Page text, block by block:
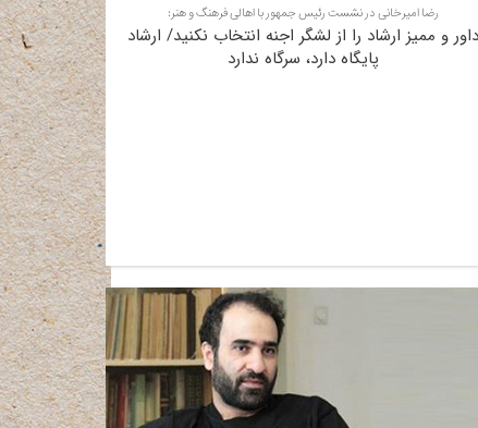
رضا امیرخانی در نشست رئیس جمهور با اهالی فرهنگ و هنر:
داور و ممیز ارشاد را از لشگر اجنه انتخاب نکنید/ ارشاد
پایگاه دارد، سرگاه ندارد